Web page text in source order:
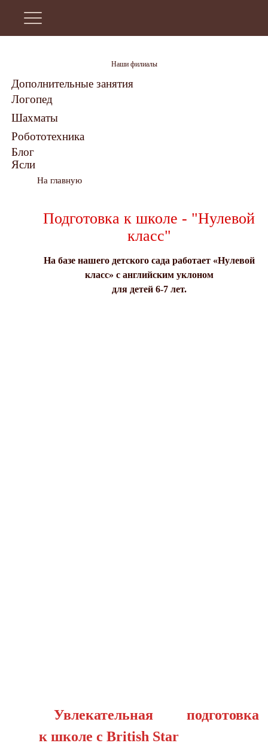
Наши филиалы
Дополнительные занятия
Логопед
Шахматы
Робототехника
Блог
Ясли
На главную
Подготовка к школе - "Нулевой
класс"
На базе нашего детского сада работает «Нулевой
класс» с английским уклоном
для детей 6-7 лет.
Увлекательная подготовка
к школе с British Star